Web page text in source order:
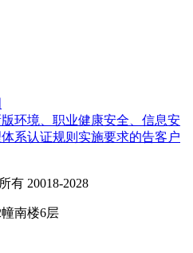
环境、职业健康安全、信息安
系认证规则实施要求的告客户
有 20018-2028
南楼6层